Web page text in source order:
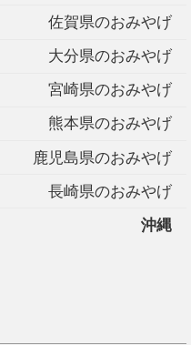
佐賀県のおみやげ
大分県のおみやげ
宮崎県のおみやげ
熊本県のおみやげ
鹿児島県のおみやげ
長崎県のおみやげ
沖縄